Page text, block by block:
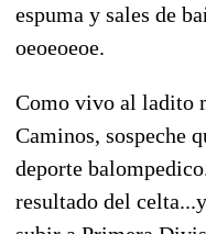
espuma y sales de
oeoeoeoe.
Como vivo al ladito
Caminos, sospeche
deporte
resultado del